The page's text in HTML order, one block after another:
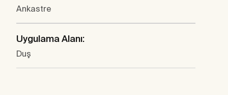
Ankastre
Uygulama Alanı:
Duş